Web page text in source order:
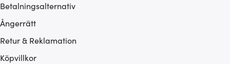
Betalningsalternativ
Ångerrätt
Retur & Reklamation
Köpvillkor